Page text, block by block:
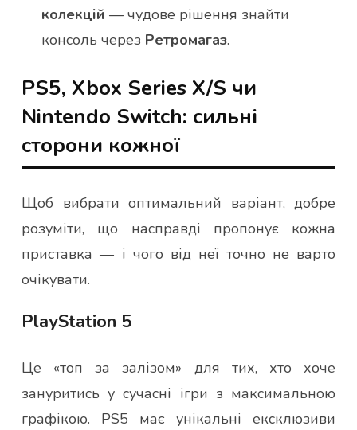
колекцій — чудове рішення знайти
консоль через Ретромагаз.
PS5, Xbox Series X/S чи
Nintendo Switch: сильні
сторони кожної
Щоб вибрати оптимальний варіант, добре
розуміти, що насправді пропонує кожна
приставка — і чого від неї точно не варто
очікувати.
PlayStation 5
Це «топ за залізом» для тих, хто хоче
зануритись у сучасні ігри з максимальною
графікою. PS5 має унікальні ексклюзиви